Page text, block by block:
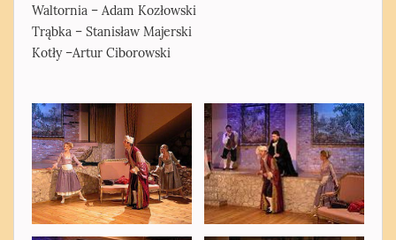
Waltornia – Adam Kozłowski
Trąbka – Stanisław Majerski
Kotły –Artur Ciborowski